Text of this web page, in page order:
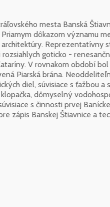
mesta Banská
dôkazom významu
Reprezentatívny
rozsiahlych goticko -
V rovnakom období
Piarská brána.
diel, súvisiace s ťažbou
dômyselný
s činnosti prvej
zápis Banskej Štiavnice a